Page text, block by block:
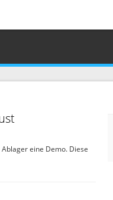
eine Demo. Diese